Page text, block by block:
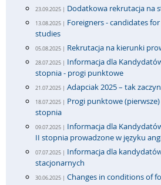
23.09.2025 | Dodatkowa rekrutacja na
13.08.2025 | Foreigners - candidates
studies
05.08.2025 | Rekrutacja na kierunki
28.07.2025 | Informacja dla
stopnia - progi punktowe
21.07.2025 | Adapciak 2025 – tak
18.07.2025 | Progi punktowe
stopnia
09.07.2025 | Informacja dla
II stopnia prowadzone w języku
07.07.2025 | Informacja dla
stacjonarnych
30.06.2025 | Changes in conditions of